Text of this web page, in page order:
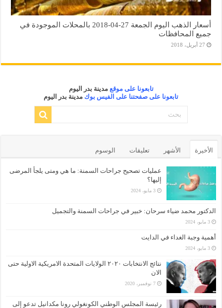
أسعار الذهب اليوم الجمعة 27-04-2018 بالمحلات الموجودة في
جميع المحافظات
27 أبريل، 2018
تابعونا على موقع مدينة بدر اليوم
تابعونا على صفحتنا على الفيس بوك مدينة بدر اليوم
الأخيرة الأشهر تعليقات الوسوم
عمليات تصحيح جراحات السمنة: ما هي ومتى يلجأ المرضى
إليها؟
3 مايو، 2024
الدكتور محمد ضياء سرحان: خبير في جراحات السمنة والتجميل
3 مايو، 2024
أهمية وجبة الغداء في الدايت
3 مايو، 2024
نتائج الانتخابات ٢٠٢٠ الولايات المتحدة الامريكية الاولية حتى
الان
7 نوفمبر، 2020
رئيسة المجلس الوطني الكونغولي رونا مكدانيل تدعو إلى